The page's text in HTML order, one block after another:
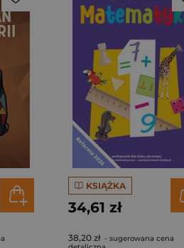
KSIĄŻKA
34,61 zł
38,20 zł - sugerowana cena